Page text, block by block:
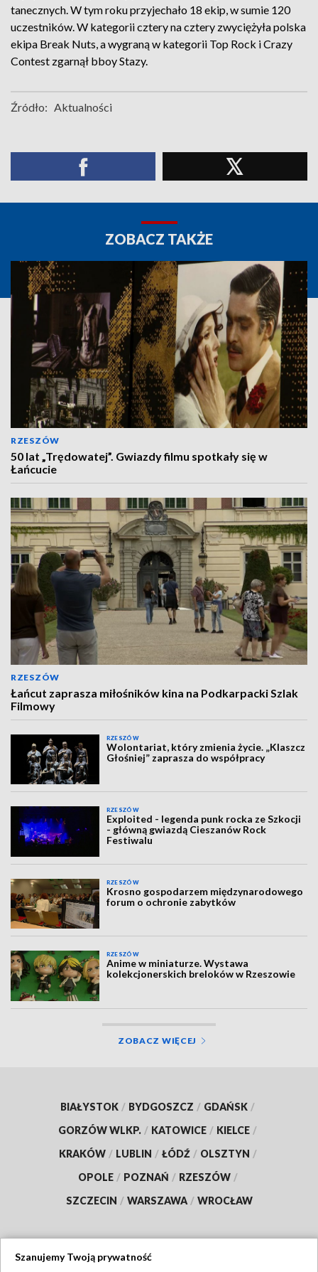
tanecznych. W tym roku przyjechało 18 ekip, w sumie 120
uczestników. W kategorii cztery na cztery zwyciężyła polska
ekipa Break Nuts, a wygraną w kategorii Top Rock i Crazy
Contest zgarnął bboy Stazy.
Źródło: Aktualności
ZOBACZ TAKŻE
RZESZÓW
50 lat „Trędowatej”. Gwiazdy filmu spotkały się w
Łańcucie
RZESZÓW
Łańcut zaprasza miłośników kina na Podkarpacki Szlak
Filmowy
RZESZÓW
Wolontariat, który zmienia życie. „Klaszcz
Głośniej” zaprasza do współpracy
RZESZÓW
Exploited - legenda punk rocka ze Szkocji
- główną gwiazdą Cieszanów Rock
Festiwalu
RZESZÓW
Krosno gospodarzem międzynarodowego
forum o ochronie zabytków
RZESZÓW
Anime w miniaturze. Wystawa
kolekcjonerskich breloków w Rzeszowie
ZOBACZ WIĘCEJ
BIAŁYSTOK / BYDGOSZCZ / GDAŃSK /
GORZÓW WLKP. / KATOWICE / KIELCE /
KRAKÓW / LUBLIN / ŁÓDŹ / OLSZTYN /
OPOLE / POZNAŃ / RZESZÓW /
SZCZECIN / WARSZAWA / WROCŁAW
Szanujemy Twoją prywatność